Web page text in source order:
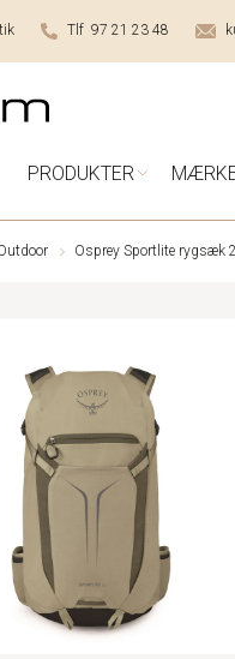
Tlf 97 21 23 48
PRODUKTER
Osprey Sportlite rygsæk